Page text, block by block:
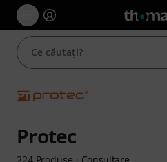
Protec
Consultare